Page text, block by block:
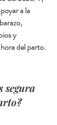
a la
y
del parto.
segura